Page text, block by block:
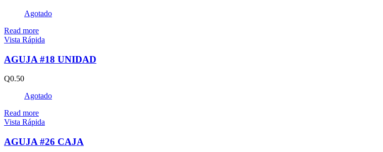
Agotado
Read more
Vista Rápida
AGUJA #18 UNIDAD
Q0.50
Agotado
Read more
Vista Rápida
AGUJA #26 CAJA